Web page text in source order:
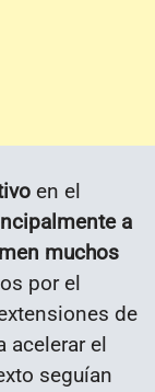
en el
a
muchos
por el
de
acelerar el
seguían